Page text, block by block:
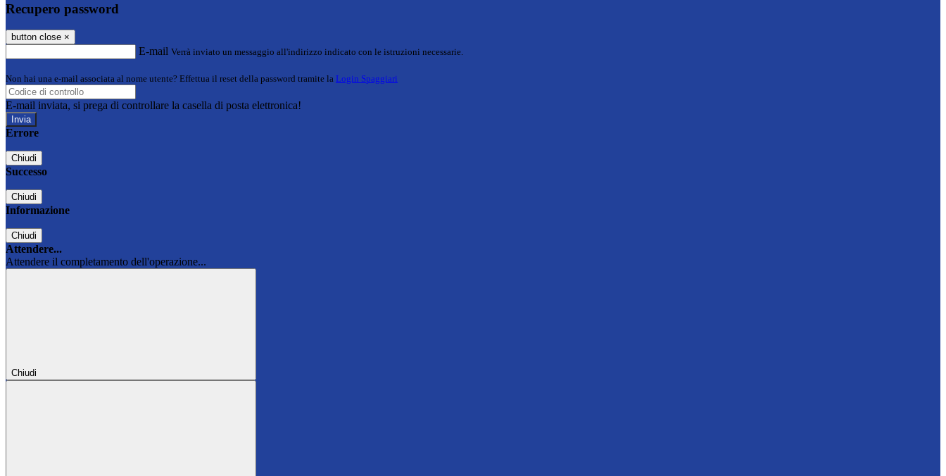
Recupero password
button close ×
E-mail Verrà inviato un messaggio all'indirizzo indicato con le istruzioni necessarie.
Non hai una e-mail associata al nome utente? Effettua il reset della password tramite la Login Spaggiari
E-mail inviata, si prega di controllare la casella di posta elettronica!
Errore
Chiudi
Successo
Chiudi
Informazione
Chiudi
Attendere...
Attendere il completamento dell'operazione...
Chiudi